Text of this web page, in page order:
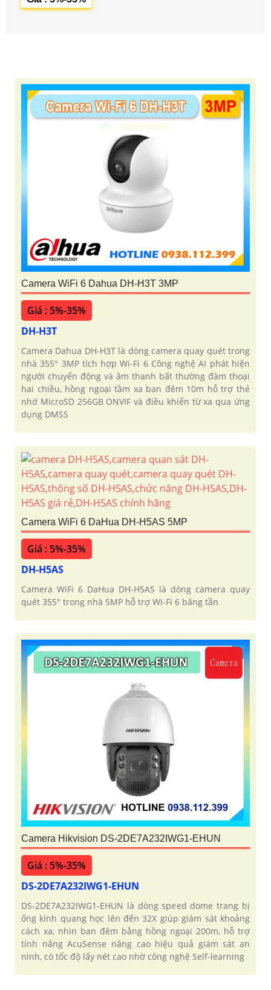
Camera WiFi 6 Dahua DH-H3T 3MP
Giá : 5%-35%
DH-H3T
Camera Dahua DH-H3T là dòng camera quay quét trong
nhà 355° 3MP tích hợp Wi-Fi 6 Công nghệ AI phát hiện
người chuyển động và âm thanh bất thường đàm thoại
hai chiều, hồng ngoại tầm xa ban đêm 10m hỗ trợ thẻ
nhớ MicroSD 256GB ONVIF và điều khiển từ xa qua ứng
dụng DMSS
Camera WiFi 6 DaHua DH-H5AS 5MP
Giá : 5%-35%
DH-H5AS
Camera WiFi 6 DaHua DH-H5AS là dòng camera quay
quét 355° trong nhà 5MP hỗ trợ Wi-Fi 6 băng tần
Camera Hikvision DS-2DE7A232IWG1-EHUN
Giá : 5%-35%
DS-2DE7A232IWG1-EHUN
DS-2DE7A232IWG1-EHUN là dòng speed dome trang bị
ống kính quang học lên đến 32X giúp giám sát khoảng
cách xa, nhìn ban đêm bằng hồng ngoại 200m, hỗ trợ
tính năng AcuSense nâng cao hiệu quả giám sát an
ninh, có tốc độ lấy nét cao nhờ công nghệ Self-learning